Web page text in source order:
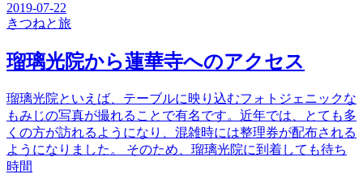
2019-07-22
きつねと旅
瑠璃光院から蓮華寺へのアクセス
瑠璃光院といえば、テーブルに映り込むフォトジェニックな
もみじの写真が撮れることで有名です。近年では、とても多
くの方が訪れるようになり、混雑時には整理券が配布される
ようになりました。 そのため、瑠璃光院に到着しても待ち
時間